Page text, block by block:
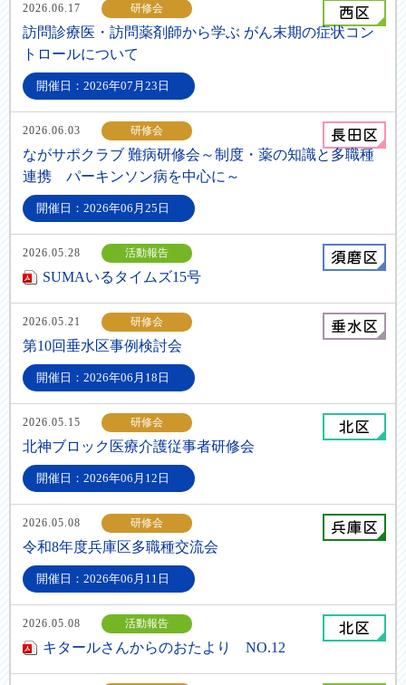
2026.06.17 研修会
訪問診療医・訪問薬剤師から学ぶ がん末期の症状コン
トロールについて
開催日：2026年07月23日
2026.06.03 研修会
ながサポクラブ 難病研修会～制度・薬の知識と多職種
連携 パーキンソン病を中心に～
開催日：2026年06月25日
2026.05.28 活動報告
SUMAいるタイムズ15号
2026.05.21 研修会
第10回垂水区事例検討会
開催日：2026年06月18日
2026.05.15 研修会
北神ブロック医療介護従事者研修会
開催日：2026年06月12日
2026.05.08 研修会
令和8年度兵庫区多職種交流会
開催日：2026年06月11日
2026.05.08 活動報告
キタールさんからのおたより NO.12